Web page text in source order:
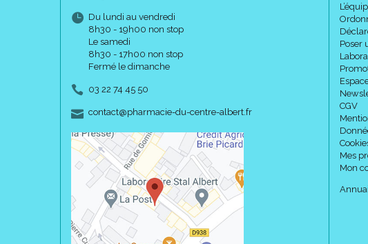
Du lundi au vendredi
8h30 - 19h00 non stop
Le samedi
8h30 - 17h00 non stop
Fermé le dimanche
03 22 74 45 50
contact-
@-
pharmacie-du-centre-albert.fr
Poser
CGV
Mes
Mon